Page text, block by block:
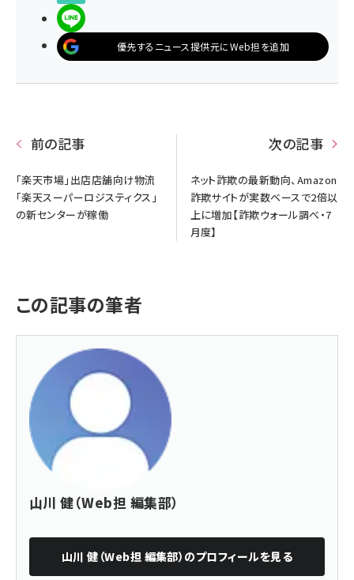
優先するニュース提供元にWeb担を追加
前の記事
「楽天市場」出店店舗向け物流
「楽天スーパーロジスティクス」
の新センターが稼働
次の記事
ネット詐欺の最新動向、Amazon
詐欺サイトが実数ベースで2倍以
上に増加【詐欺ウォール調べ・7
月度】
この記事の筆者
山川 健（Web担 編集部）
山川 健（Web担 編集部） のプロフィールを見る